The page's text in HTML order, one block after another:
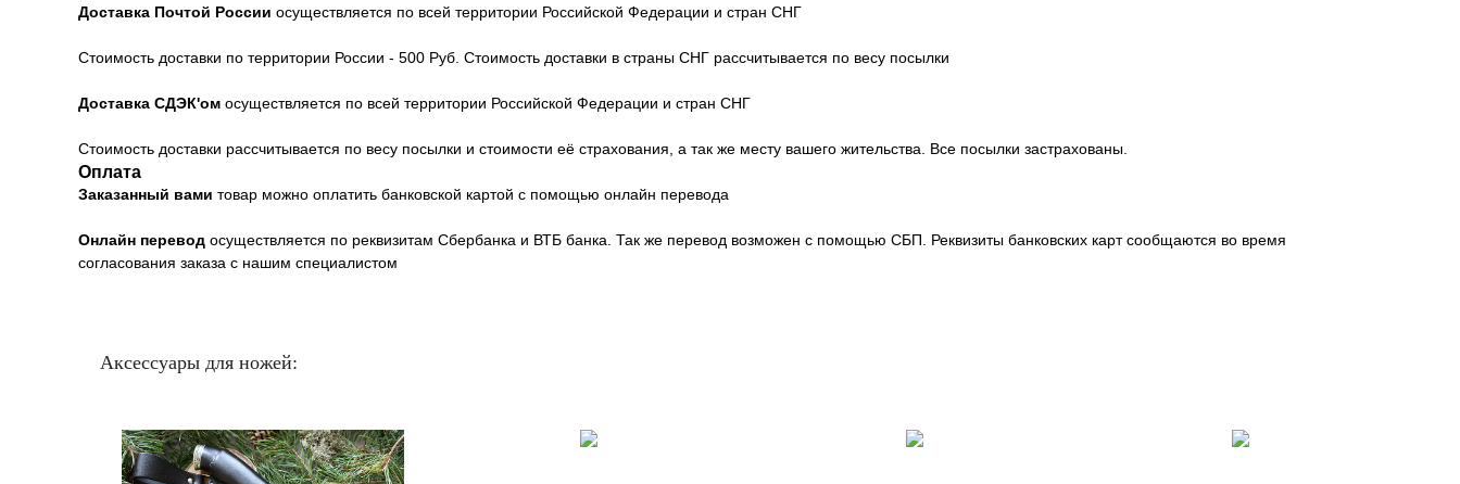
Доставка Почтой России осуществляется по всей территории Российской Федерации и стран СНГ
Стоимость доставки по территории России - 500 Руб. Стоимость доставки в страны СНГ рассчитывается по весу посылки
Доставка СДЭК'ом осуществляется по всей территории Российской Федерации и стран СНГ
Стоимость доставки рассчитывается по весу посылки и стоимости её страхования, а так же месту вашего жительства. Все посылки застрахованы.
Оплата
Заказанный вами товар можно оплатить банковской картой с помощью онлайн перевода
Онлайн перевод осуществляется по реквизитам Сбербанка и ВТБ банка. Так же перевод возможен с помощью СБП. Реквизиты банковских карт сообщаются во время
согласования заказа с нашим специалистом
Аксессуары для ножей: